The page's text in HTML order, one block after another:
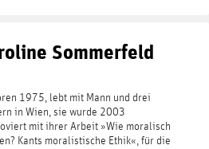
Sommerfeld
1975, lebt mit Mann und drei
in Wien, sie wurde 2003
mit ihrer Arbeit »Wie moralisch
Kants moralistische Ethik«, für die